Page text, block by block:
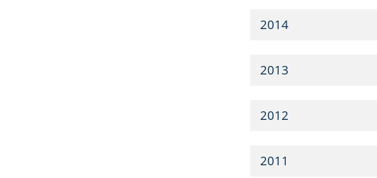
2014
2013
2012
2011